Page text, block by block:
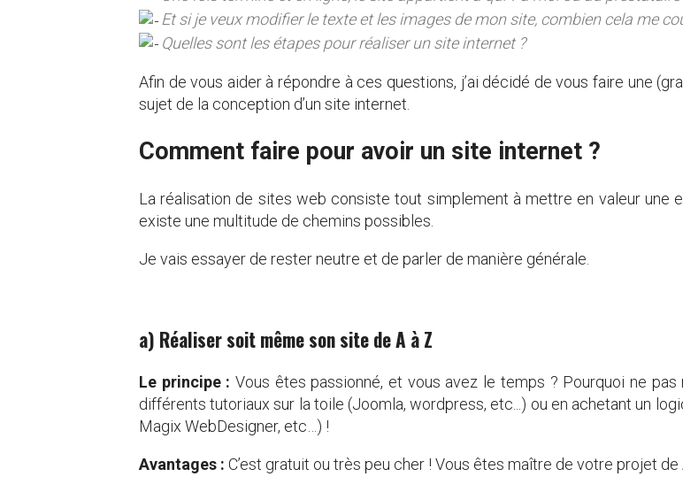
Et si je veux modifier le texte et les images de mon site, combien cela me
Quelles sont les étapes pour réaliser un site internet ?
Afin de vous aider à répondre à ces questions, j’ai décidé de vous faire une
sujet de la conception d’un site internet.
Comment faire pour avoir un site internet ?
La réalisation de sites web consiste tout simplement à mettre en valeur une
existe une multitude de chemins possibles.
Je vais essayer de rester neutre et de parler de manière générale.
a) Réaliser soit même son site de A à Z
Le principe : Vous êtes passionné, et vous avez le temps ? Pourquoi ne
différents tutoriaux sur la toile (Joomla, wordpress, etc...) ou en achetant un
Magix WebDesigner, etc…) !
Avantages : C’est gratuit ou très peu cher ! Vous êtes maître de votre projet de